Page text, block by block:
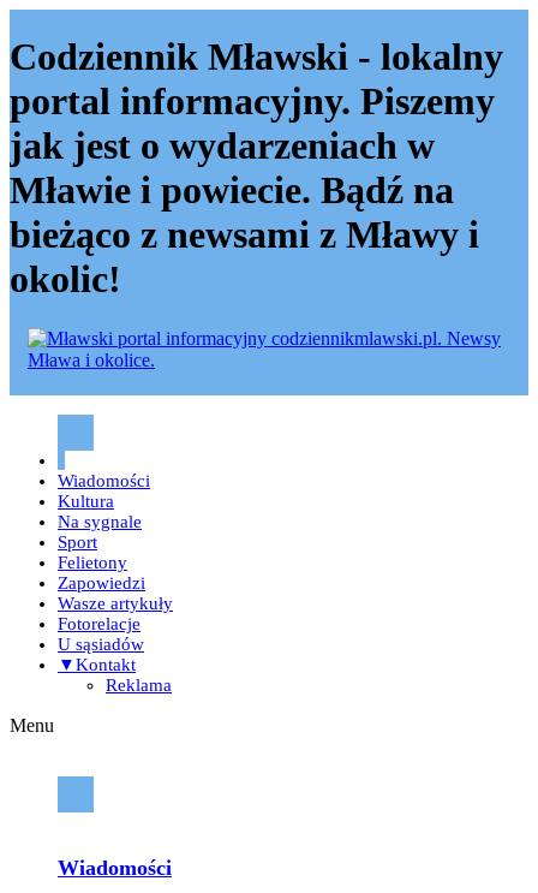
Codziennik Mławski - lokalny
portal informacyjny. Piszemy
jak jest o wydarzeniach w
Mławie i powiecie. Bądź na
bieżąco z newsami z Mławy i
okolic!
Codziennik mławski – Mława
Wiadomości
Kultura
Na sygnale
Sport
Felietony
Zapowiedzi
Wasze artykuły
Fotorelacje
U sąsiadów
▼Kontakt
Reklama
Menu
Wiadomości